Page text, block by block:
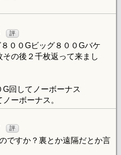
評
００Gビッグ８００Gバケ
の後２千枚返って来まし
回してノーボーナス
ーボーナス。
評
ですか？裏とか遠隔だとか言